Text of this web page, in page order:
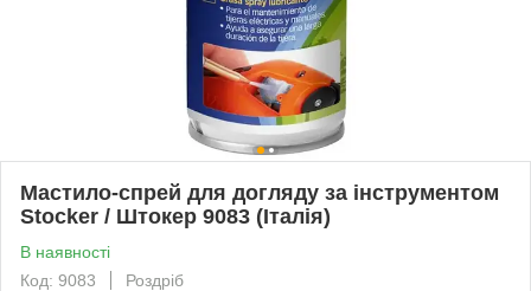
Мастило-спрей для догляду за інструментом
Stocker / Штокер 9083 (Італія)
В наявності
Код: 9083
Роздріб